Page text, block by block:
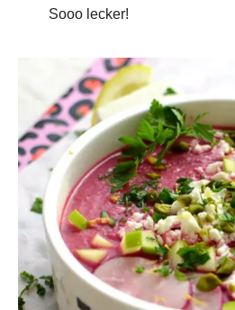
Sooo lecker!